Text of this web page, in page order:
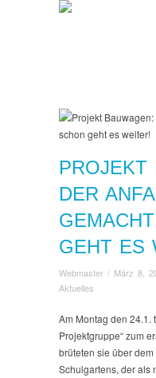
PROJEKT
DER
GEHT ES
Webmaster / März 8,
Aktuelles
Am Montag den 24.1.
Projektgruppe“ zum
brüteten sie über
Schulgartens, der als